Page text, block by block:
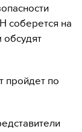
соберется на
пройдет по